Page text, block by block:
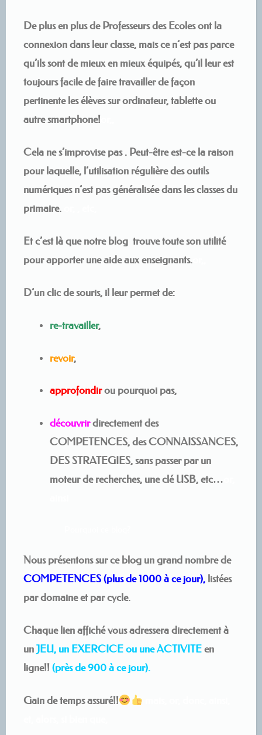
De plus en plus de Professeurs des Ecoles ont la
connexion dans leur classe, mais ce n’est pas parce
qu’ils sont de mieux en mieux équipés, qu’il leur est
toujours facile de faire travailler de façon
pertinente les élèves sur ordinateur, tablette ou
autre smartphone!
Cela ne s’improvise pas . Peut-être est-ce la raison
pour laquelle, l’utilisation régulière des outils
numériques n’est pas généralisée dans les classes du
primaire.
Et c’est là que notre blog trouve toute son utilité
pour apporter une aide aux enseignants.
D’un clic de souris, il leur permet de:
re-travailler,
revoir,
approfondirou pourquoi pas,
découvrirdirectement des
COMPETENCES, des CONNAISSANCES,
DES STRATEGIES,sans passer par un
moteur de recherches, une clé USB, etc…
Nous présentons sur ce blog un grand nombre de
COMPETENCES (plus de 1000 à ce jour), listées
par domaine et par cycle.
Chaque lien affiché vous adressera directement à
unJEU, un EXERCICE ou une ACTIVITEen
ligne!! (près de 900 à ce jour).
Gain de temps assuré!!